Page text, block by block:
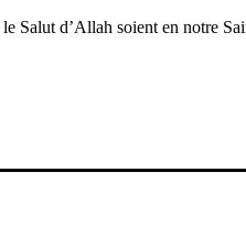
Salut d’Allah soient en notre